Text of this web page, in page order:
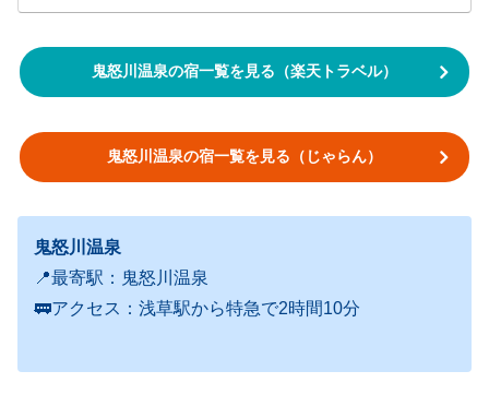
鬼怒川温泉の宿一覧を見る（楽天トラベル）
鬼怒川温泉の宿一覧を見る（じゃらん）
鬼怒川温泉
📍最寄駅：鬼怒川温泉
🚃アクセス：浅草駅から特急で2時間10分